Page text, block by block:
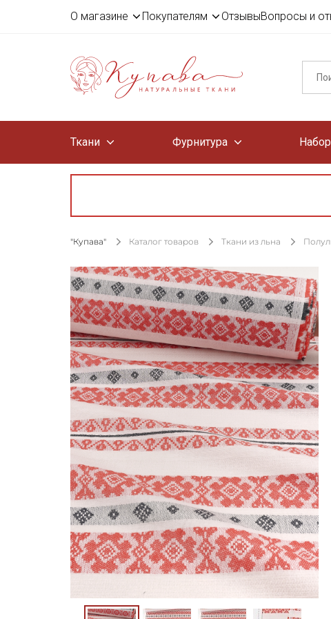
О магазине Покупателям ОтзывыВопросы и
Ткани Фурнитура
"Купава" Каталог товаров Ткани из льна